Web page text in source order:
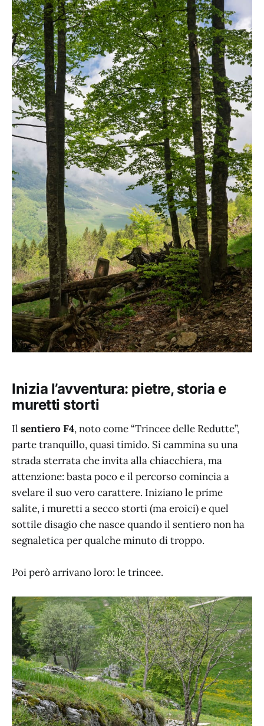
Inizia l’avventura: pietre, storia e
muretti storti
Il sentiero F4, noto come “Trincee delle Redutte”,
parte tranquillo, quasi timido. Si cammina su una
strada sterrata che invita alla chiacchiera, ma
attenzione: basta poco e il percorso comincia a
svelare il suo vero carattere. Iniziano le prime
salite, i muretti a secco storti (ma eroici) e quel
sottile disagio che nasce quando il sentiero non ha
segnaletica per qualche minuto di troppo.
Poi però arrivano loro: le trincee.